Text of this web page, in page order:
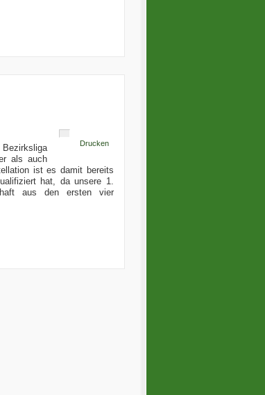
Drucken
als auch
ist es damit bereits
hat, da unsere 1.
aus den ersten vier